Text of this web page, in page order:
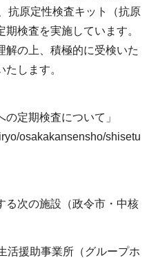
抗原定性検査キット（抗原
検査を実施しています。
解の上、積極的に受検いた
します。
の定期検査について」
osakakansensho/shisetu
る次の施設（政令市・中核
活援助事業所（グループホ